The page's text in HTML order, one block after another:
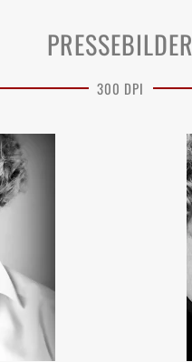
PRESSEBILDER
300 DPI